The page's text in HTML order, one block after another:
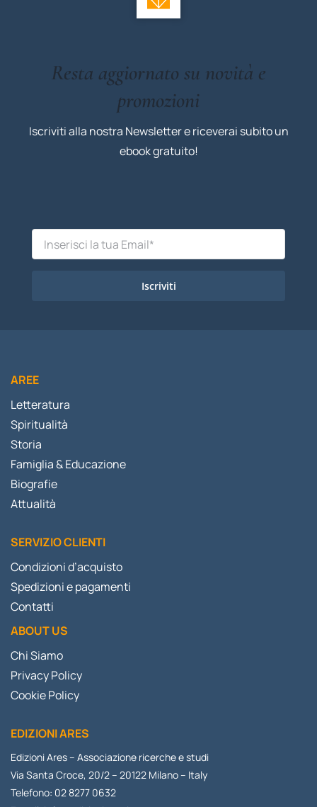
Resta aggiornato su novità e
promozioni
Iscriviti alla nostra Newsletter e riceverai subito un
ebook gratuito!
Iscriviti
AREE
Letteratura
Spiritualità
Storia
Famiglia & Educazione
Biografie
Attualità
SERVIZIO CLIENTI
Condizioni d’acquisto
Spedizioni e pagamenti
Contatti
ABOUT US
Chi Siamo
Privacy Policy
Cookie Policy
EDIZIONI ARES
Edizioni Ares – Associazione ricerche e studi
Via Santa Croce, 20/2 – 20122 Milano – Italy
Telefono: 02 8277 0632